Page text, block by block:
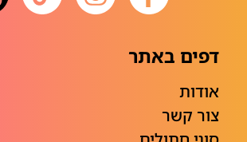
דפים באתר
אודות
צור קשר